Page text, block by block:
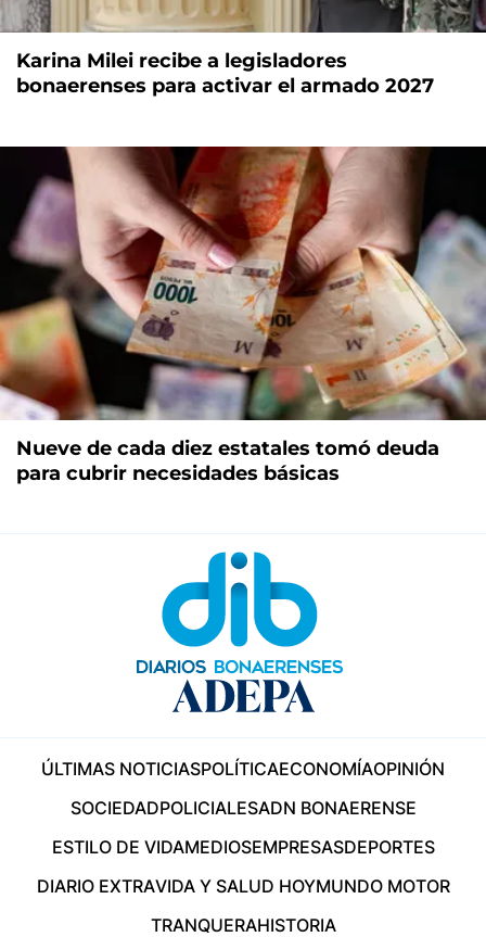
Karina Milei recibe a legisladores
bonaerenses para activar el armado 2027
Nueve de cada diez estatales tomó deuda
para cubrir necesidades básicas
ÚLTIMAS NOTICIASPOLÍTICAECONOMÍAOPINIÓN
SOCIEDADPOLICIALESADN BONAERENSE
ESTILO DE VIDAMEDIOSEMPRESASDEPORTES
DIARIO EXTRAVIDA Y SALUD HOYMUNDO MOTOR
TRANQUERAHISTORIA